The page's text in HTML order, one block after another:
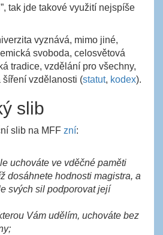
tak jde takové využití nejspíše
vyznává, mimo jiné,
svoboda, celosvětová
tradice, vzdělání pro všechny,
vzdělanosti (statut, kodex).
slib
slib na MFF zní:
uchováte ve vděčné paměti
dosáhnete hodnosti magistra, a
svých sil podporovat její
Vám udělím, uchováte bez